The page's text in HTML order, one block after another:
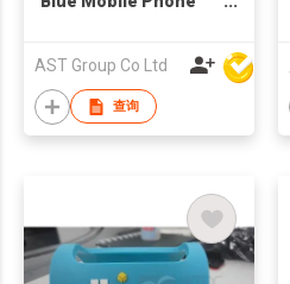
AST Group Co Ltd
查询